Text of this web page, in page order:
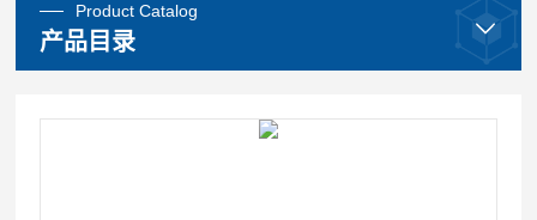
Product Catalog
产品目录